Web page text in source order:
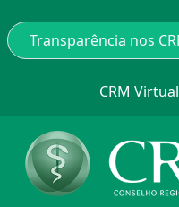
CRM Virtual